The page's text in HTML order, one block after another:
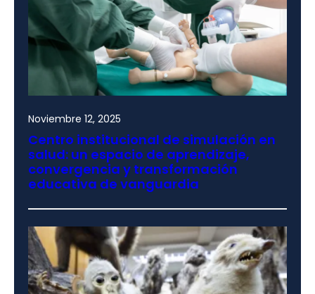
Noviembre 12, 2025
Centro institucional de simulación en
salud: un espacio de aprendizaje,
convergencia y transformación
educativa de vanguardia